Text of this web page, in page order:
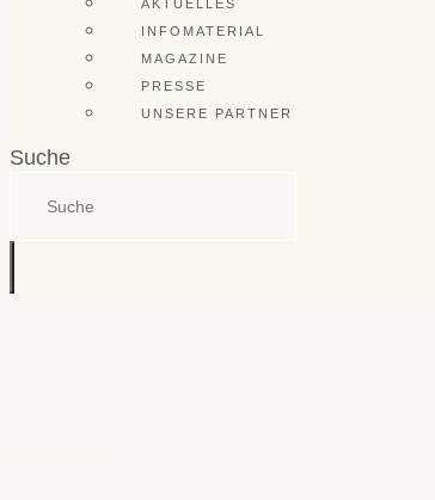
AKTUELLES
INFOMATERIAL
MAGAZINE
PRESSE
UNSERE PARTNER
Suche